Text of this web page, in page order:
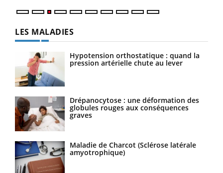
LES MALADIES
Hypotension orthostatique : quand la
pression artérielle chute au lever
Drépanocytose : une déformation des
globules rouges aux conséquences
graves
Maladie de Charcot (Sclérose latérale
amyotrophique)